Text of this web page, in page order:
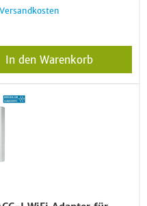
In den Warenkorb